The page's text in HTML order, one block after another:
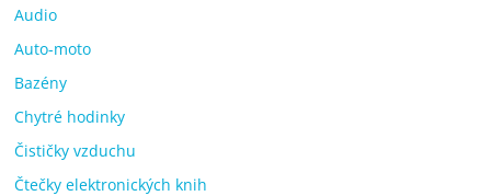
Audio
Auto-moto
Bazény
Chytré hodinky
Čističky vzduchu
Čtečky elektronických knih